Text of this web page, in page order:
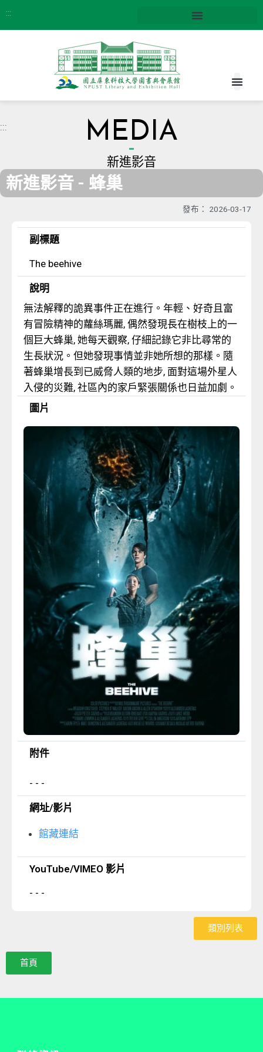
:::
::: MEDIA
新進影音
新進影音 - 蜂巢
發布： 2026-03-17
副標題
The beehive
說明
無法解釋的詭異事件正在進行。年輕、好奇且富
有冒險精神的蘿絲瑪麗, 偶然發現長在樹枝上的一
個巨大蜂巢, 她每天觀察, 仔細記錄它非比尋常的
生長狀況。但她發現事情並非她所想的那樣。隨
著蜂巢增長到已威脅人類的地步, 面對這場外星人
入侵的災難, 社區內的家戶緊張關係也日益加劇。
圖片
附件
- - -
網址/影片
館藏連結
YouTube/VIMEO 影片
- - -
類別列表
首頁